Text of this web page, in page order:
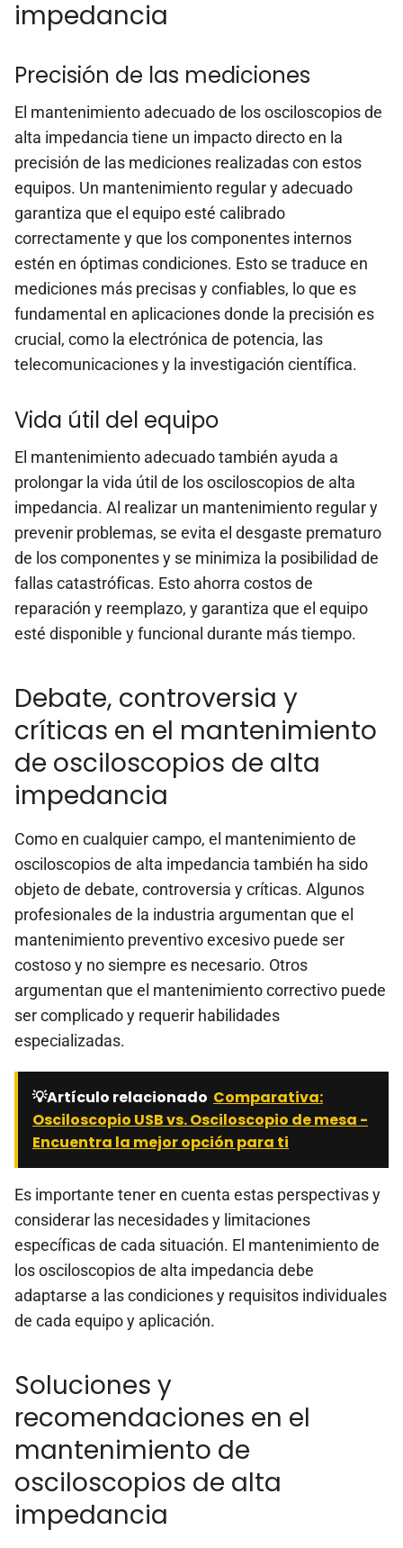
impedancia
Precisión de las mediciones
El mantenimiento adecuado de los osciloscopios de
alta impedancia tiene un impacto directo en la
precisión de las mediciones realizadas con estos
equipos. Un mantenimiento regular y adecuado
garantiza que el equipo esté calibrado
correctamente y que los componentes internos
estén en óptimas condiciones. Esto se traduce en
mediciones más precisas y confiables, lo que es
fundamental en aplicaciones donde la precisión es
crucial, como la electrónica de potencia, las
telecomunicaciones y la investigación científica.
Vida útil del equipo
El mantenimiento adecuado también ayuda a
prolongar la vida útil de los osciloscopios de alta
impedancia. Al realizar un mantenimiento regular y
prevenir problemas, se evita el desgaste prematuro
de los componentes y se minimiza la posibilidad de
fallas catastróficas. Esto ahorra costos de
reparación y reemplazo, y garantiza que el equipo
esté disponible y funcional durante más tiempo.
Debate, controversia y
críticas en el mantenimiento
de osciloscopios de alta
impedancia
Como en cualquier campo, el mantenimiento de
osciloscopios de alta impedancia también ha sido
objeto de debate, controversia y críticas. Algunos
profesionales de la industria argumentan que el
mantenimiento preventivo excesivo puede ser
costoso y no siempre es necesario. Otros
argumentan que el mantenimiento correctivo puede
ser complicado y requerir habilidades
especializadas.
💡Artículo relacionado Comparativa:
Osciloscopio USB vs. Osciloscopio de mesa -
Encuentra la mejor opción para ti
Es importante tener en cuenta estas perspectivas y
considerar las necesidades y limitaciones
específicas de cada situación. El mantenimiento de
los osciloscopios de alta impedancia debe
adaptarse a las condiciones y requisitos individuales
de cada equipo y aplicación.
Soluciones y
recomendaciones en el
mantenimiento de
osciloscopios de alta
impedancia